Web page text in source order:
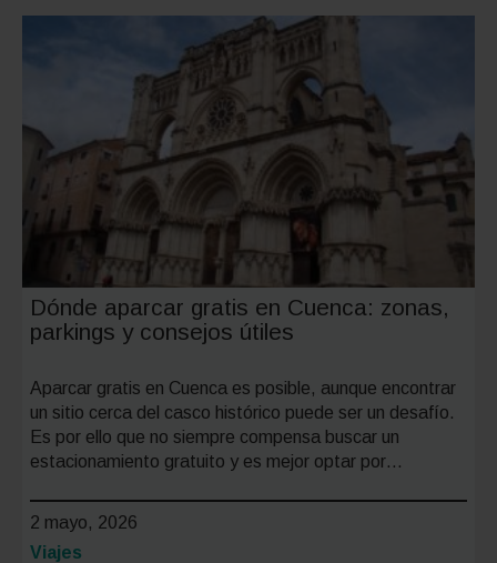
Dónde aparcar gratis en Cuenca: zonas,
parkings y consejos útiles
Aparcar gratis en Cuenca es posible, aunque encontrar
un sitio cerca del casco histórico puede ser un desafío.
Es por ello que no siempre compensa buscar un
estacionamiento gratuito y es mejor optar por…
2 mayo, 2026
Categoría:
Viajes